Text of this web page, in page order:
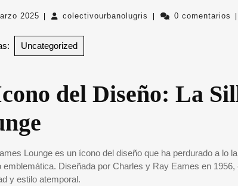
2025 21
2025
colectivourbanolugris colectivourbanolugris
0 comentarios
Uncategorized
del Diseño: La
Lounge es un ícono del diseño que ha perdurado a lo
emblemática. Diseñada por Charles y Ray Eames en
y estilo atemporal.